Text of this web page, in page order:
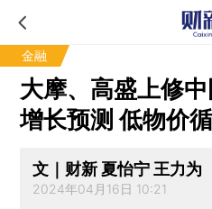
金融
大摩、高盛上修
增长预测 低物价
文｜财新 夏怡宁 王力为
2024年04月16日 10:21